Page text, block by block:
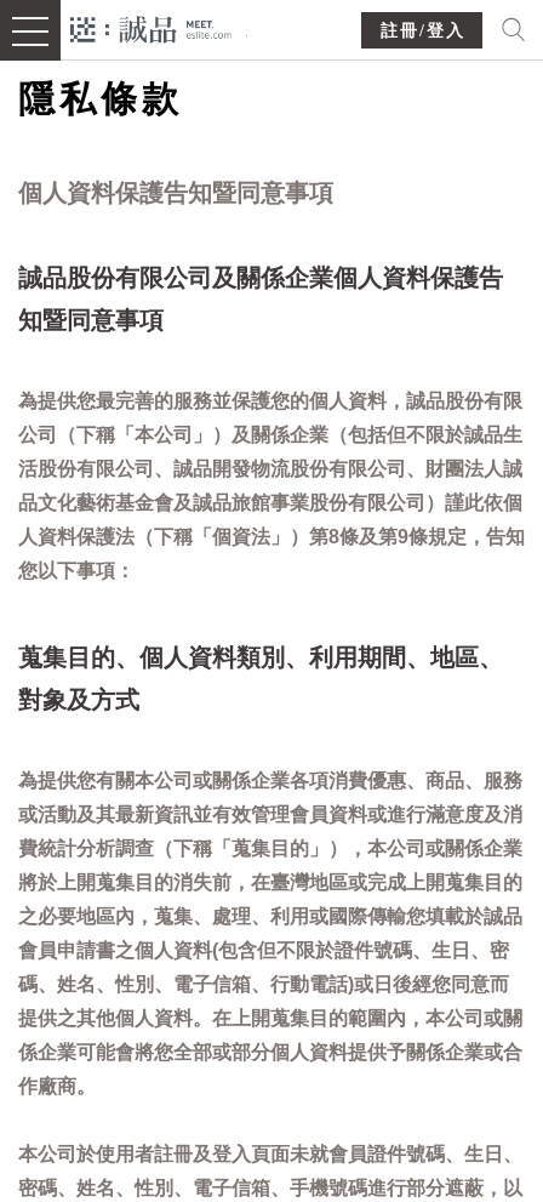
註冊/登入
隱私條款
個人資料保護告知暨同意事項
誠品股份有限公司及關係企業個人資料保護告
知暨同意事項
為提供您最完善的服務並保護您的個人資料，誠品股份有限
公司（下稱「本公司」）及關係企業（包括但不限於誠品生
活股份有限公司、誠品開發物流股份有限公司、財團法人誠
品文化藝術基金會及誠品旅館事業股份有限公司）謹此依個
人資料保護法（下稱「個資法」）第8條及第9條規定，告知
您以下事項：
蒐集目的、個人資料類別、利用期間、地區、
對象及方式
為提供您有關本公司或關係企業各項消費優惠、商品、服務
或活動及其最新資訊並有效管理會員資料或進行滿意度及消
費統計分析調查（下稱「蒐集目的」），本公司或關係企業
將於上開蒐集目的消失前，在臺灣地區或完成上開蒐集目的
之必要地區內，蒐集、處理、利用或國際傳輸您填載於誠品
會員申請書之個人資料(包含但不限於證件號碼、生日、密
碼、姓名、性別、電子信箱、行動電話)或日後經您同意而
提供之其他個人資料。在上開蒐集目的範圍內，本公司或關
係企業可能會將您全部或部分個人資料提供予關係企業或合
作廠商。
本公司於使用者註冊及登入頁面未就會員證件號碼、生日、
密碼、姓名、性別、電子信箱、手機號碼進行部分遮蔽，以